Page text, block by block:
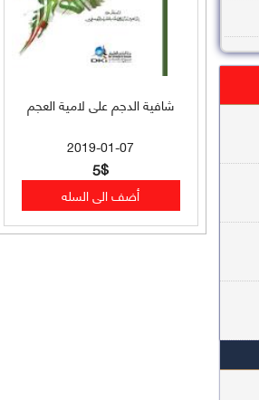
شافية الدجم على لامية العجم
2019-01-07
5$